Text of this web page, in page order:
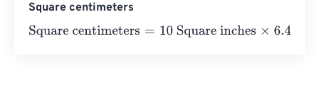
Square centimeters
Square centimeters=10 Square inches×6.4516= 64.516